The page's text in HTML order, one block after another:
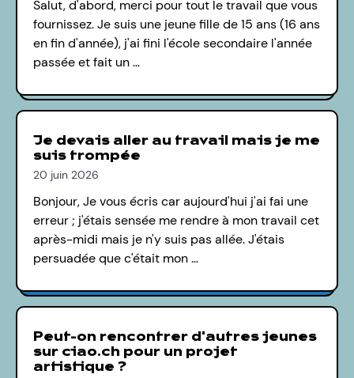
Salut, d'abord, merci pour tout le travail que vous
fournissez. Je suis une jeune fille de 15 ans (16 ans
en fin d'année), j'ai fini l'école secondaire l'année
passée et fait un …
Je devais aller au travail mais je me
suis trompée
20 juin 2026
Bonjour, Je vous écris car aujourd'hui j'ai fai une
erreur ; j'étais sensée me rendre à mon travail cet
après-midi mais je n'y suis pas allée. J'étais
persuadée que c'était mon …
Peut-on rencontrer d'autres jeunes
sur ciao.ch pour un projet
artistique ?